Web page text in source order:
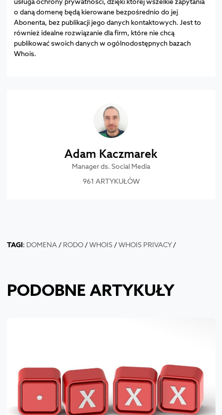
o daną domenę będą kierowane bezpośrednio do jej
Abonenta, bez publikacji jego danych kontaktowych. Jest to
również idealne rozwiązanie dla firm, które nie chcą
publikować swoich danych w ogólnodostępnych bazach
Whois.
Adam Kaczmarek
Manager ds. Social Media
961 ARTYKUŁÓW
TAGI: DOMENA/ RODO/WHOIS/WHOIS PRIVACY/
PODOBNE ARTYKUŁY